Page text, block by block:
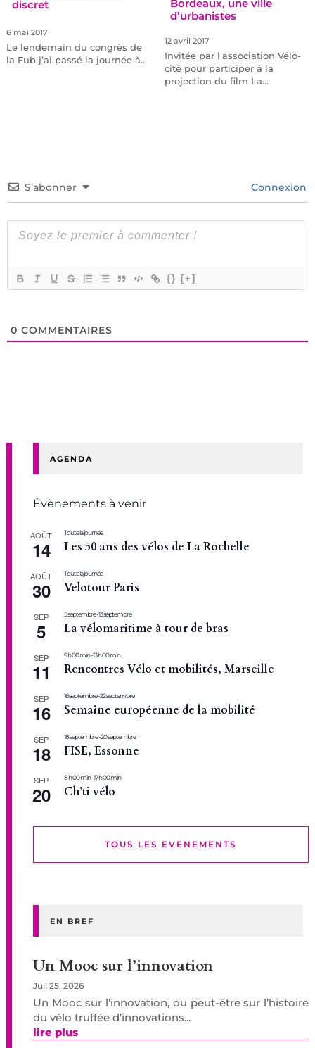
discret
6 mai 2017
Le lendemain du congrès de
la Fub j’ai passé la journée à…
Bordeaux, une ville
d’urbanistes
12 avril 2017
Invitée par l’association Vélo-
cité pour participer à la
projection du film La…
S’abonner Connexion
{} [+]
0 COMMENTAIRES
AGENDA
Évènements à venir
AOÛT
14
Toute la journée
Les 50 ans des vélos de La Rochelle
AOÛT
30
Toute la journée
Velotour Paris
SEP
5
5 septembre-13 septembre
La vélomaritime à tour de bras
SEP
11
9 h 00 min-13 h 00 min
Rencontres Vélo et mobilités, Marseille
SEP
16
16 septembre-22 septembre
Semaine européenne de la mobilité
SEP
18
18 septembre-20 septembre
FISE, Essonne
SEP
20
8 h 00 min-17 h 00 min
Ch’ti vélo
TOUS LES EVENEMENTS
EN BREF
Un Mooc sur l’innovation
Juil 25, 2026
Un Mooc sur l’innovation, ou peut-être sur l’histoire
du vélo truffée d’innovations...
lire plus